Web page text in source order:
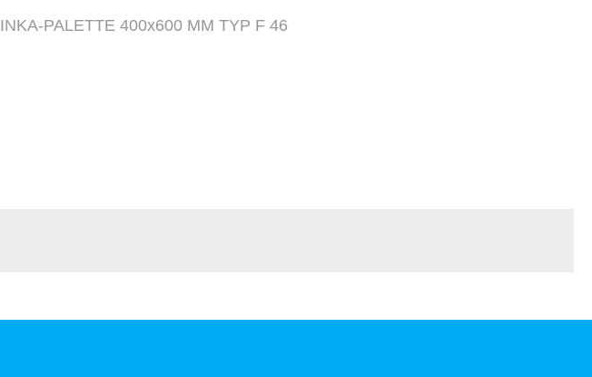
INKA-PALETTE 400x600 MM TYP F 46